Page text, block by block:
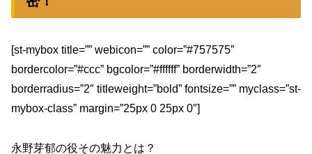
[st-mybox title=”” webicon=”” color=”#757575″
bordercolor=”#ccc” bgcolor=”#ffffff” borderwidth=”2″
borderradius=”2″ titleweight=”bold” fontsize=”” myclass=”st-
mybox-class” margin=”25px 0 25px 0″]
永野芽郁の役その魅力とは？